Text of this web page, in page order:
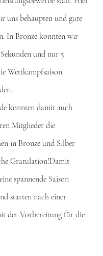
uns behaupten und gute
In Bronze konnten wir
und nur 5
Wettkampfsaison
konnten damit auch
Mitglieder die
in Bronze und Silber
Gratulation!Damit
spannende Saison
starten nach einer
der Vorbereitung für die